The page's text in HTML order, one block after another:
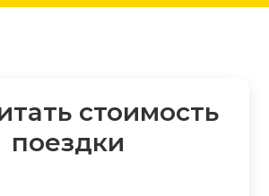
стоимость
поездки